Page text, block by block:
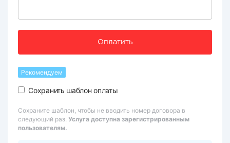
Оплатить
Рекомендуем
Сохранить шаблон оплаты
Сохраните шаблон, чтобы не вводить номер договора в
следующий раз. Услуга доступна зарегистрированным
пользователям.